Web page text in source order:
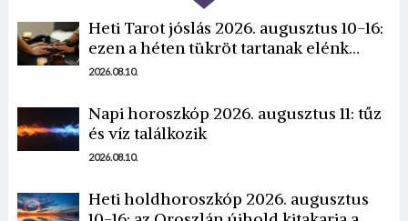
Heti Tarot jóslás 2026. augusztus 10-16:
ezen a héten tükröt tartanak elénk…
2026.08.10.
Napi horoszkóp 2026. augusztus 11: tűz
és víz találkozik
2026.08.10.
Heti holdhoroszkóp 2026. augusztus